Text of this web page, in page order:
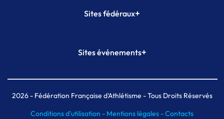
Sites fédéraux+
Plateforme Formation
Sites événements+
Meeting de Paris indoor
MAIF Ekiden de Paris
2026- Fédération Française d'Athlétisme - Tous Droits Réservés
Conditions d'utilisation - Mentions légales -Contacts